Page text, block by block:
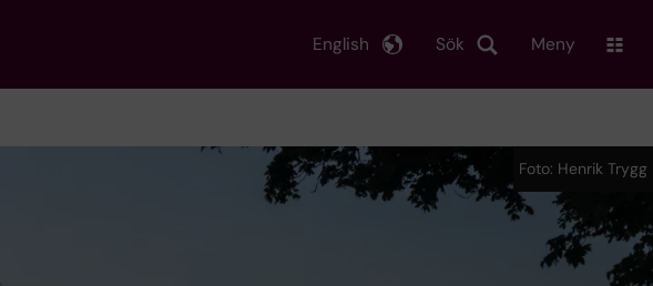
Sök
English Meny
Foto: Henrik Trygg
Foto: Henrik Trygg